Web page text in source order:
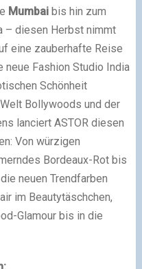
Mumbaibis hin zum
– diesen Herbst nimmt
eine zauberhafte Reise
neue Fashion Studio India
Schönheit
Bollywoods und der
lanciert ASTOR diesen
Von würzigen
Bordeaux-Rot bis
neuen Trendfarben
im Beautytäschchen,
Glamour bis in die